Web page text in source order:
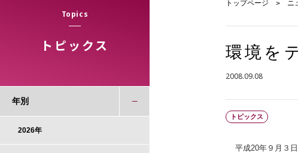
Topics
トピックス
トップページ ニ
環境を
2008.09.08
トピックス
平成20年９月３
年別
2026年